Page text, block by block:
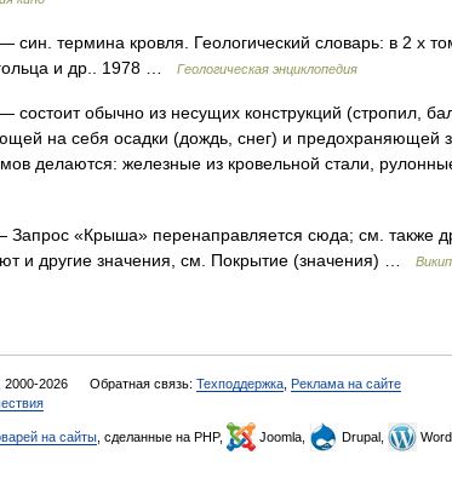
син. термина кровля. Геологический словарь: в 2 х
и др.. 1978 …
Геологическая энциклопедия
состоит обычно из несущих конструкций (стропил,
на себя осадки (дождь, снег) и предохраняющей
делаются: железные из кровельной стали,
Запрос «Крыша» перенаправляется сюда; см. также
и другие значения, см. Покрытие (значения) …
2000-2026 Обратная связь: Техподдержка Реклама на сайте
на сайты , сделанные на PHP, Joomla, Drupal,